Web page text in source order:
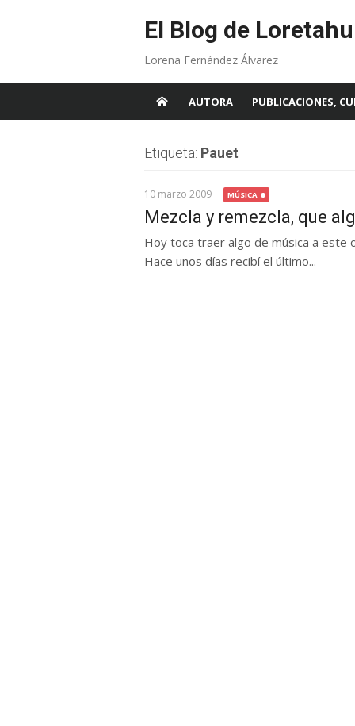
El Blog de
Lorena Fernández Álvarez
AUTORA PUBLICACIONES,
Etiqueta: Pauet
10 marzo 2009 MÚSICA
Mezcla y remezcla, que
Hoy toca traer algo de música a
Hace unos días recibí el último...